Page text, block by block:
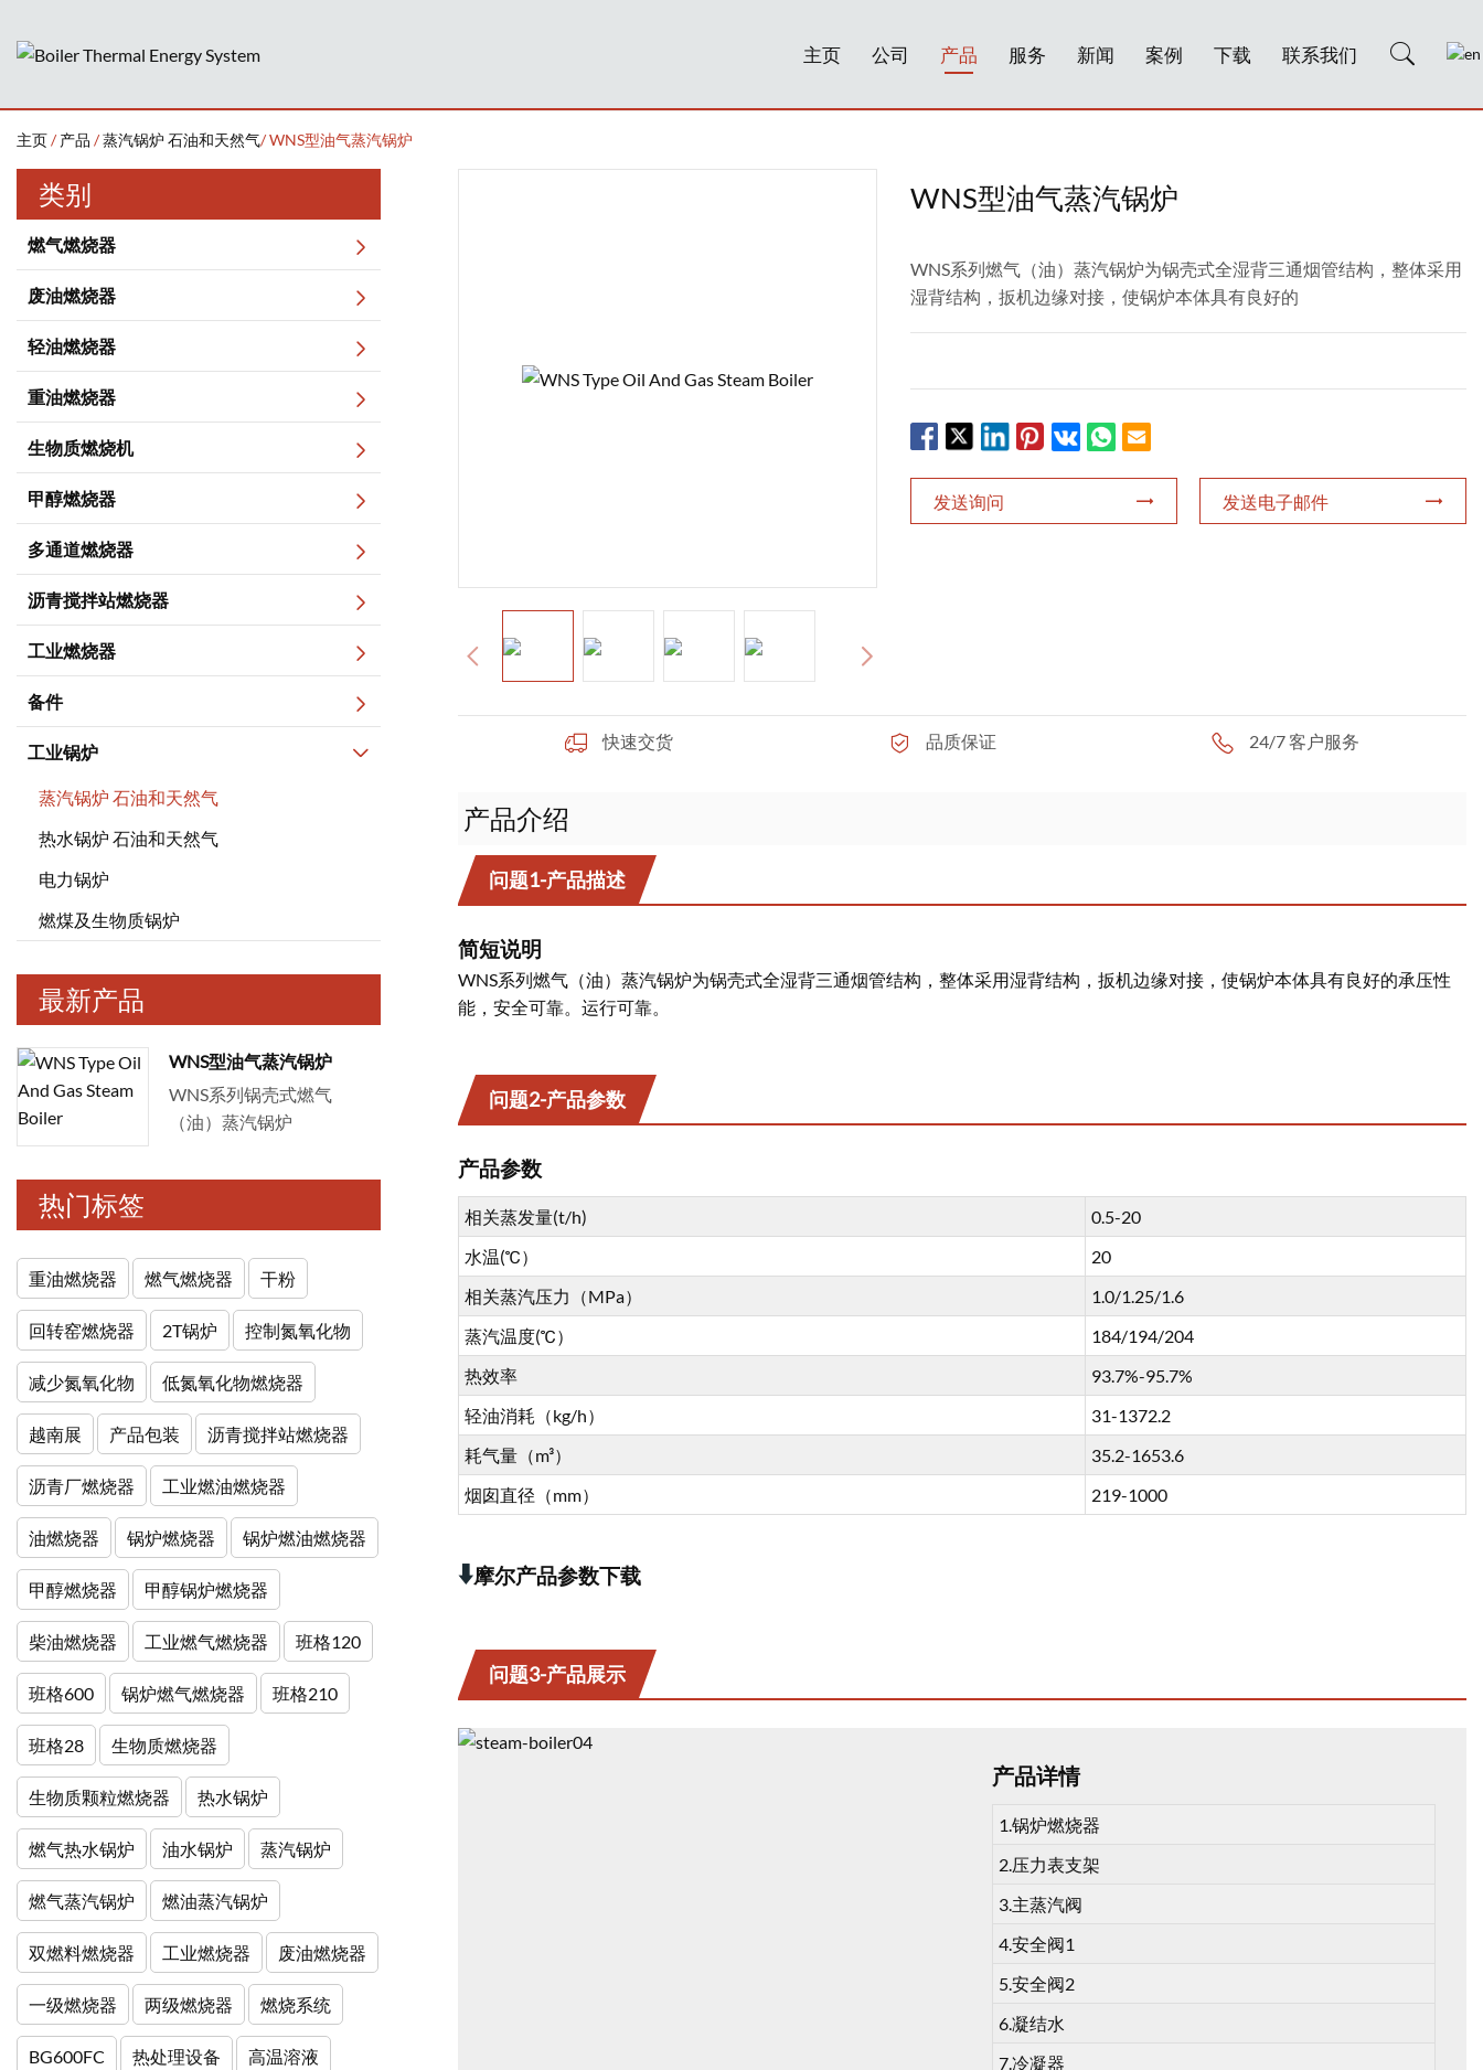
主页 公司 产品 服务 新闻 案例 下载 联系我们
主页/产品 /蒸汽锅炉 石油和天然气/ WNS型油气蒸汽锅炉
类别
燃气燃烧器
废油燃烧器
轻油燃烧器
重油燃烧器
生物质燃烧机
甲醇燃烧器
多通道燃烧器
沥青搅拌站燃烧器
工业燃烧器
备件
工业锅炉
蒸汽锅炉 石油和天然气
热水锅炉 石油和天然气
电力锅炉
燃煤及生物质锅炉
最新产品
WNS型油气蒸汽锅炉
WNS系列锅壳式燃气
（油）蒸汽锅炉
热门标签
重油燃烧器 燃气燃烧器 干粉
回转窑燃烧器 2T锅炉 控制氮氧化物
减少氮氧化物 低氮氧化物燃烧器
越南展 产品包装 沥青搅拌站燃烧器
沥青厂燃烧器 工业燃油燃烧器
油燃烧器 锅炉燃烧器 锅炉燃油燃烧器
甲醇燃烧器 甲醇锅炉燃烧器
柴油燃烧器 工业燃气燃烧器 班格120
班格600 锅炉燃气燃烧器 班格210
班格28 生物质燃烧器
生物质颗粒燃烧器 热水锅炉
燃气热水锅炉 油水锅炉 蒸汽锅炉
燃气蒸汽锅炉 燃油蒸汽锅炉
双燃料燃烧器 工业燃烧器 废油燃烧器
一级燃烧器 两级燃烧器 燃烧系统
BG600FC 热处理设备 高温溶液
WNS型油气蒸汽锅炉
WNS系列燃气（油）蒸汽锅炉为锅壳式全湿背三通烟管结构，整体采用
湿背结构，扳机边缘对接，使锅炉本体具有良好的
发送询问 发送电子邮件
快速交货 品质保证 24/7 客户服务
产品介绍
问题1-产品描述
简短说明
WNS系列燃气（油）蒸汽锅炉为锅壳式全湿背三通烟管结构，整体采用湿背结构，扳机边缘对接，使锅炉本体具有良好的承压性
能，安全可靠。运行可靠。
问题2-产品参数
产品参数
相关蒸发量(t/h)
0.5-20
水温(℃）
20
相关蒸汽压力（MPa）
1.0/1.25/1.6
蒸汽温度(℃）
184/194/204
热效率
93.7%-95.7%
轻油消耗（kg/h）
31-1372.2
耗气量（m³）
35.2-1653.6
烟囱直径（mm）
219-1000
⬇️摩尔产品参数下载
问题3-产品展示
产品详情
1.锅炉燃烧器
2.压力表支架
3.主蒸汽阀
4.安全阀1
5.安全阀2
6.凝结水
7.冷凝器